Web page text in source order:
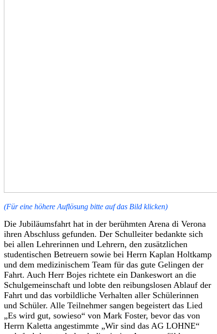
(Für eine höhere Auflösung bitte auf das Bild klicken)
Die Jubiläumsfahrt hat in der berühmten Arena di Verona
ihren Abschluss gefunden. Der Schulleiter bedankte sich
bei allen Lehrerinnen und Lehrern, den zusätzlichen
studentischen Betreuern sowie bei Herrn Kaplan Holtkamp
und dem medizinischem Team für das gute Gelingen der
Fahrt. Auch Herr Bojes richtete ein Dankeswort an die
Schulgemeinschaft und lobte den reibungslosen Ablauf der
Fahrt und das vorbildliche Verhalten aller Schülerinnen
und Schüler. Alle Teilnehmer sangen begeistert das Lied
„Es wird gut, sowieso“ von Mark Foster, bevor das von
Herrn Kaletta angestimmte „Wir sind das AG LOHNE“